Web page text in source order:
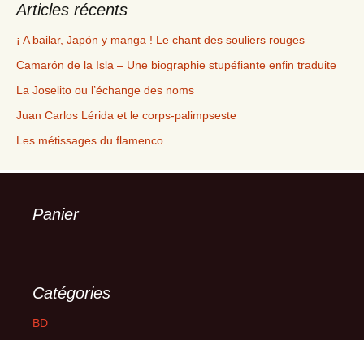
Articles récents
¡ A bailar, Japón y manga ! Le chant des souliers rouges
Camarón de la Isla – Une biographie stupéfiante enfin traduite
La Joselito ou l’échange des noms
Juan Carlos Lérida et le corps-palimpseste
Les métissages du flamenco
Panier
Catégories
BD